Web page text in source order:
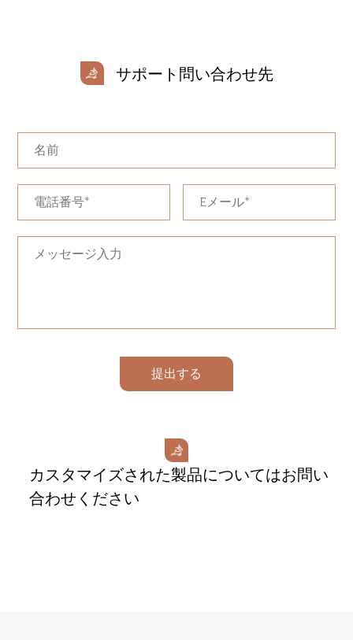
サポート問い合わせ先
提出する
カスタマイズされた製品についてはお問い
合わせください